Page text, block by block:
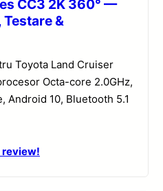
CC3 2K 360° —
Testare &
Toyota Land Cruiser
Octa-core 2.0GHz,
Android 10, Bluetooth 5.1
review!